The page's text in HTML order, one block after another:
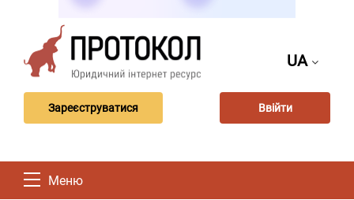
UA
Зареєструватися Ввійти
Меню